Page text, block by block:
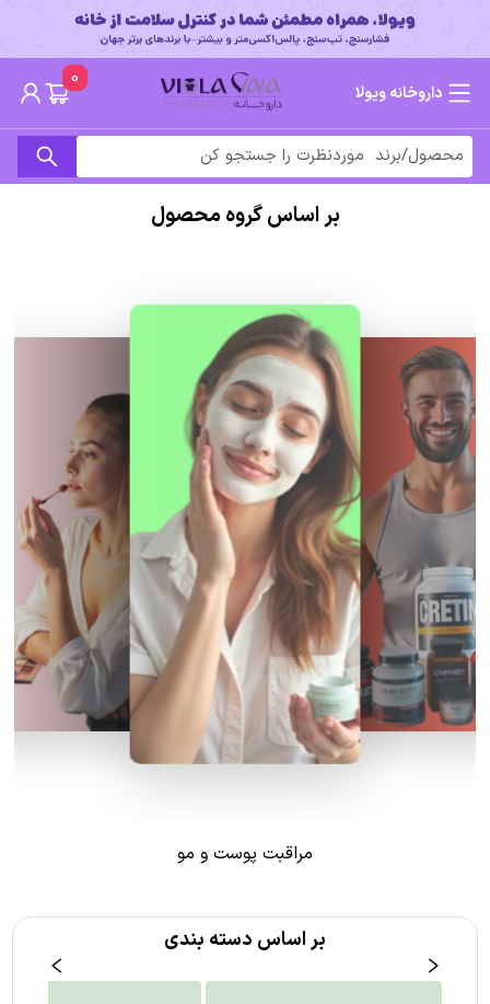
داروخانه ویولا
0
بر اساس گروه محصول
مراقبت پوست و مو
بر اساس دسته بندی